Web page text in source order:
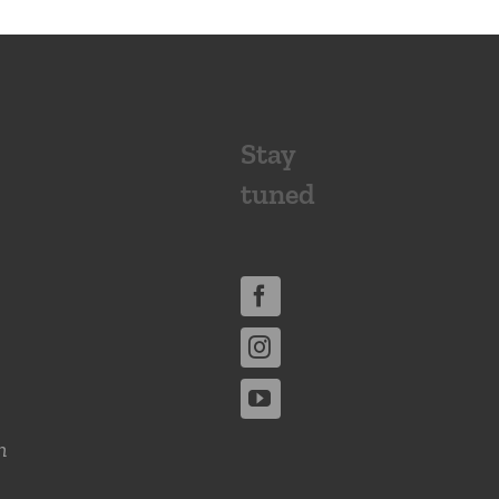
Stay
tuned